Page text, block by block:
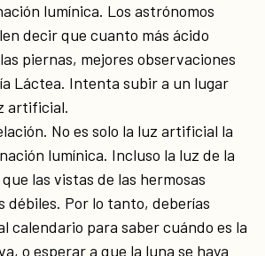
lumínica. Los astrónomos
decir que cuanto más ácido
piernas, mejores observaciones
Láctea. Intenta subir a un lugar
artificial.
No es solo la luz artificial la
lumínica. Incluso la luz de la
las vistas de las hermosas
débiles. Por lo tanto, deberías
calendario para saber cuándo es la
o esperar a que la luna se haya